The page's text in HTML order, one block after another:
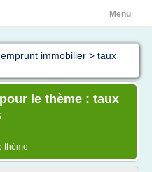
Menu
immobilier > taux
le thème : taux
thème